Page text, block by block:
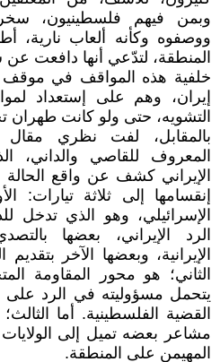
وبمن فيهم فلسطينيون،
ووصفوه وكأنه ألعاب نارية،
المنطقة، لتدّعي أنها دافعت عن
خلفية هذه المواقف في موقف
إيران، وهم على إستعداد
التشويه، حتى ولو كانت
بالمقابل، لفت نظري مقال
المعروف للقاصي والداني،
الإيراني كشف عن واقع الحالة
إنقسامها إلى ثلاثة تيارات:
الإسرائيلي، وهو الذي تدخل
الرد الإيراني، بعضها
الإيرانية، وبعضها الآخر بتقديم
الثاني؛ هو محور المقاومة
يتحمل مسؤوليته في الرد
القضية الفلسطينية. أما
مشاعر بعضه تميل إلى
المهيمن على المنطقة.